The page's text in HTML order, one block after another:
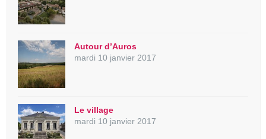
Autour d’Auros
mardi 10 janvier 2017
Le village
mardi 10 janvier 2017